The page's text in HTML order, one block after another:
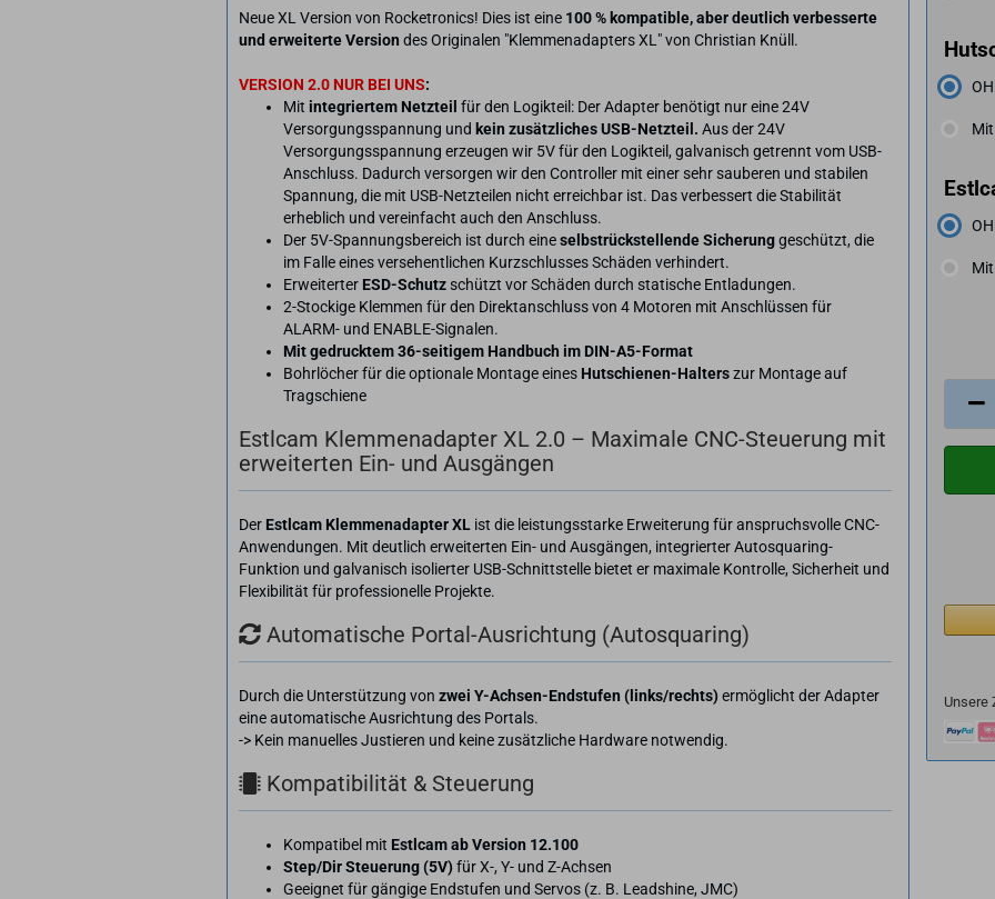
Unsere
Neue XL Version von Rocketronics! Dies ist eine 100 % kompatible, aber deutlich verbesserte
und erweiterte Version des Originalen "Klemmenadapters XL" von Christian Knüll.
VERSION 2.0 NUR BEI UNS:
Mit integriertem Netzteil für den Logikteil: Der Adapter benötigt nur eine 24V
Versorgungsspannung und kein zusätzliches USB-Netzteil. Aus der 24V
Versorgungsspannung erzeugen wir 5V für den Logikteil, galvanisch getrennt vom USB-
Anschluss. Dadurch versorgen wir den Controller mit einer sehr sauberen und stabilen
Spannung, die mit USB-Netzteilen nicht erreichbar ist. Das verbessert die Stabilität
erheblich und vereinfacht auch den Anschluss.
Der 5V-Spannungsbereich ist durch eineselbstrückstellende Sicherunggeschützt, die
im Falle eines versehentlichen Kurzschlusses Schäden verhindert.
Erweiterter ESD-Schutz schützt vor Schäden durch statische Entladungen.
2-Stockige Klemmen für den Direktanschluss von 4 Motoren mit Anschlüssen für
ALARM- und ENABLE-Signalen.
Mit gedrucktem 36-seitigem Handbuch im DIN-A5-Format
Bohrlöcher für die optionale Montage eines Hutschienen-Halterszur Montage auf
Tragschiene
Estlcam Klemmenadapter XL 2.0 – Maximale CNC-Steuerung mit
erweiterten Ein- und Ausgängen
Der Estlcam Klemmenadapter XL ist die leistungsstarke Erweiterung für anspruchsvolle CNC-
Anwendungen. Mit deutlich erweiterten Ein- und Ausgängen, integrierter Autosquaring-
Funktion und galvanisch isolierter USB-Schnittstelle bietet er maximale Kontrolle, Sicherheit und
Flexibilität für professionelle Projekte.
Automatische Portal-Ausrichtung (Autosquaring)
Durch die Unterstützung von zwei Y-Achsen-Endstufen (links/rechts) ermöglicht der Adapter
eine automatische Ausrichtung des Portals.
-> Kein manuelles Justieren und keine zusätzliche Hardware notwendig.
Kompatibilität & Steuerung
Kompatibel mit Estlcam ab Version 12.100
Step/Dir Steuerung (5V) für X-, Y- und Z-Achsen
Geeignet für gängige Endstufen und Servos (z. B. Leadshine, JMC)